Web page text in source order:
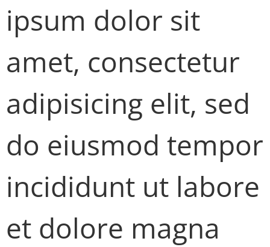
ipsum dolor sit
amet, consectetur
adipisicing elit, sed
do eiusmod tempor
incididunt ut labore
et dolore magna